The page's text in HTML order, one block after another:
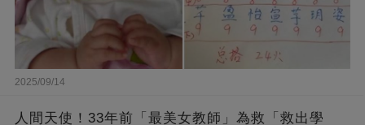
2025/09/14
人間天使！33年前「最美女教師」為救「救出學